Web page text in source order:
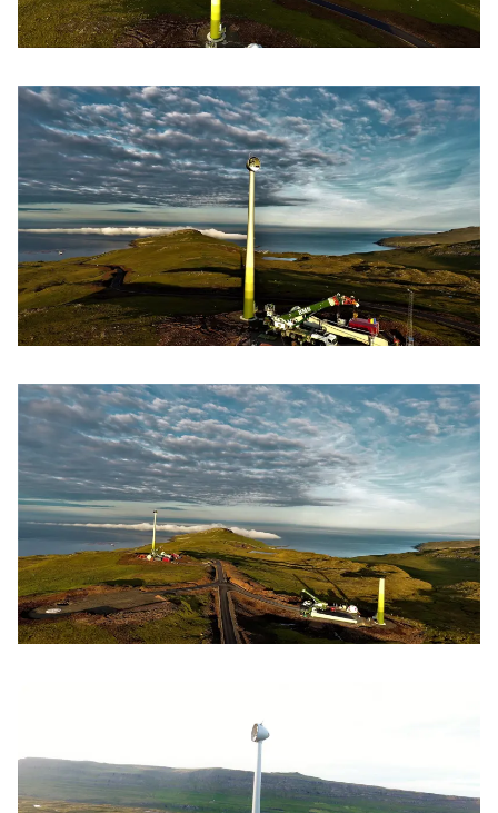
Húsavørður til Sundsverkið
Montørur til rakstrardeildina hjá Sev